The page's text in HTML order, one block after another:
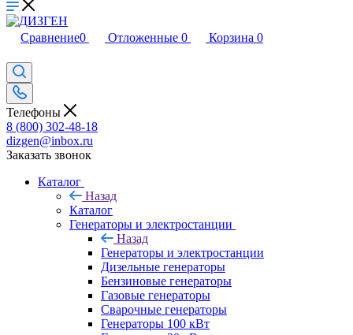
Сравнение0 Отложенные 0 Корзина 0
Телефоны
8 (800) 302-48-18
dizgen@inbox.ru
Заказать звонок
Каталог
Назад
Каталог
Генераторы и электростанции
Назад
Генераторы и электростанции
Дизельные генераторы
Бензиновые генераторы
Газовые генераторы
Сварочные генераторы
Генераторы 100 кВт